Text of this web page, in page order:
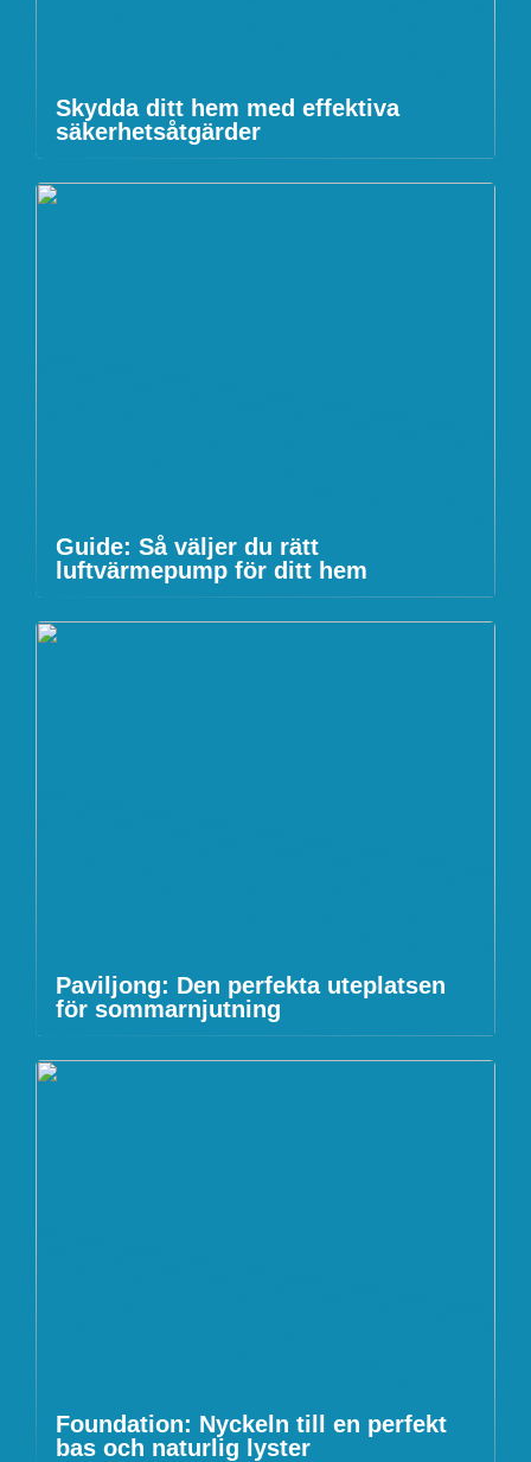
Skydda ditt hem med effektiva
säkerhetsåtgärder
Guide: Så väljer du rätt
luftvärmepump för ditt hem
Paviljong: Den perfekta uteplatsen
för sommarnjutning
Foundation: Nyckeln till en perfekt
bas och naturlig lyster